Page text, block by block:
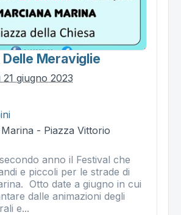
Delle Meraviglie
giugno 2023
- Piazza Vittorio
anno il Festival che
e piccoli per le strade di
Otto date a giugno in cui
dalle animazioni degli
e...